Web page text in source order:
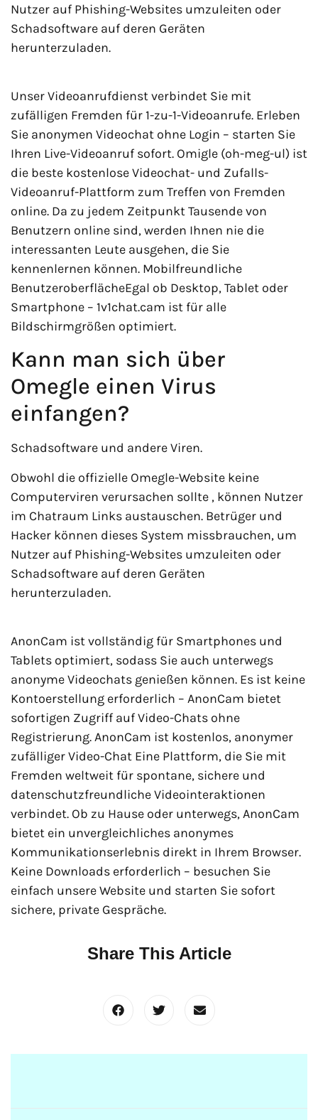
Nutzer auf Phishing-Websites umzuleiten oder
Schadsoftware auf deren Geräten
herunterzuladen.
Unser Videoanrufdienst verbindet Sie mit
zufälligen Fremden für 1-zu-1-Videoanrufe. Erleben
Sie anonymen Videochat ohne Login – starten Sie
Ihren Live-Videoanruf sofort. Omigle (oh-meg-ul) ist
die beste kostenlose Videochat- und Zufalls-
Videoanruf-Plattform zum Treffen von Fremden
online. Da zu jedem Zeitpunkt Tausende von
Benutzern online sind, werden Ihnen nie die
interessanten Leute ausgehen, die Sie
kennenlernen können. Mobilfreundliche
BenutzeroberflächeEgal ob Desktop, Tablet oder
Smartphone – 1v1chat.cam ist für alle
Bildschirmgrößen optimiert.
Kann man sich über
Omegle einen Virus
einfangen?
Schadsoftware und andere Viren.
Obwohl die offizielle Omegle-Website keine
Computerviren verursachen sollte , können Nutzer
im Chatraum Links austauschen. Betrüger und
Hacker können dieses System missbrauchen, um
Nutzer auf Phishing-Websites umzuleiten oder
Schadsoftware auf deren Geräten
herunterzuladen.
AnonCam ist vollständig für Smartphones und
Tablets optimiert, sodass Sie auch unterwegs
anonyme Videochats genießen können. Es ist keine
Kontoerstellung erforderlich – AnonCam bietet
sofortigen Zugriff auf Video-Chats ohne
Registrierung. AnonCam ist kostenlos, anonymer
zufälliger Video-Chat Eine Plattform, die Sie mit
Fremden weltweit für spontane, sichere und
datenschutzfreundliche Videointeraktionen
verbindet. Ob zu Hause oder unterwegs, AnonCam
bietet ein unvergleichliches anonymes
Kommunikationserlebnis direkt in Ihrem Browser.
Keine Downloads erforderlich – besuchen Sie
einfach unsere Website und starten Sie sofort
sichere, private Gespräche.
Share This Article